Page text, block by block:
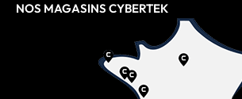
NOS MAGASINS CYBERTEK